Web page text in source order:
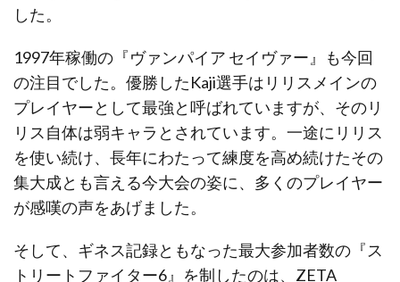
した。
1997年稼働の『ヴァンパイア セイヴァー』も今回
の注目でした。優勝したKaji選手はリリスメインの
プレイヤーとして最強と呼ばれていますが、そのリ
リス自体は弱キャラとされています。一途にリリス
を使い続け、長年にわたって練度を高め続けたその
集大成とも言える今大会の姿に、多くのプレイヤー
が感嘆の声をあげました。
そして、ギネス記録ともなった最大参加者数の『ス
トリートファイター6』を制したのは、ZETA